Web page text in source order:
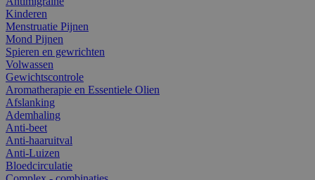
Kinderen
Menstruatie Pijnen
Mond Pijnen
Spieren en gewrichten
Volwassen
Gewichtscontrole
Aromatherapie en Essentiele Olien
Afslanking
Ademhaling
Anti-beet
Anti-haaruitval
Anti-Luizen
Bloedcirculatie